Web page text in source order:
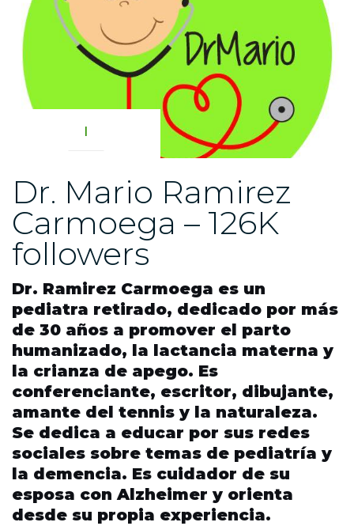
Dr. Mario Ramirez
Carmoega – 126K
followers
Dr. Ramirez Carmoega es un
pediatra retirado, dedicado por más
de 30 años a promover el parto
humanizado, la lactancia materna y
la crianza de apego. Es
conferenciante, escritor, dibujante,
amante del tennis y la naturaleza.
Se dedica a educar por sus redes
sociales sobre temas de pediatría y
la demencia. Es cuidador de su
esposa con Alzheimer y orienta
desde su propia experiencia.